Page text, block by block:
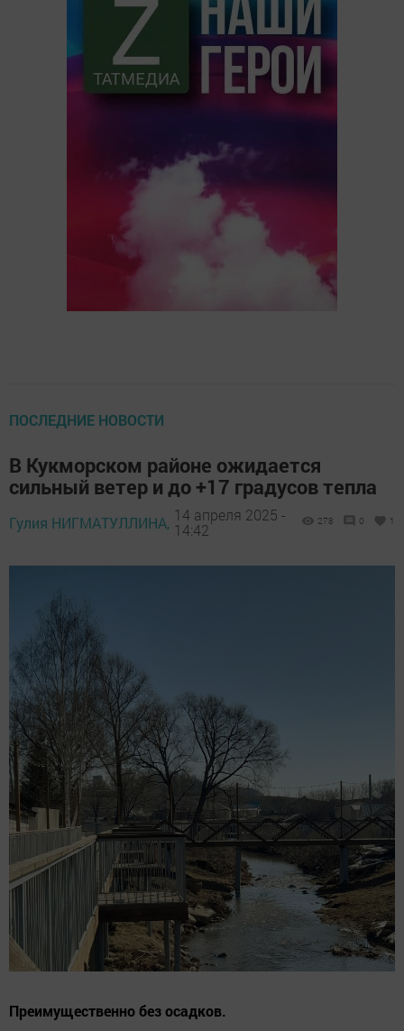
ПОСЛЕДНИЕ НОВОСТИ
В Кукморском районе ожидается
сильный ветер и до +17 градусов тепла
Гулия НИГМАТУЛЛИНА, 14 апреля 2025 -
14:42
278 0 1
Преимущественно без осадков.